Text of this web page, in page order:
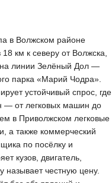
в Волжском районе
км к северу от Волжска,
линии Зелёный Дол —
парка «Марий Чодра».
устойчивый спрос, где
— от легковых машин до
в Приволжском легковые
а также коммерческий
по посёлку и
кузов, двигатель,
честную цену.